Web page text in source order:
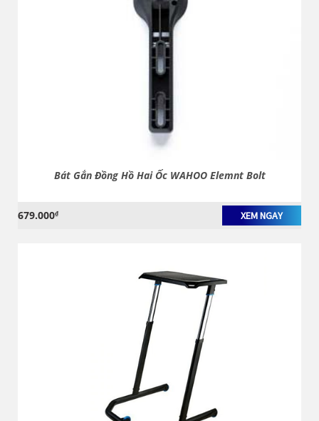
Bát Gắn Đồng Hồ Hai Ốc WAHOO Elemnt Bolt
679.000₫ XEM NGAY